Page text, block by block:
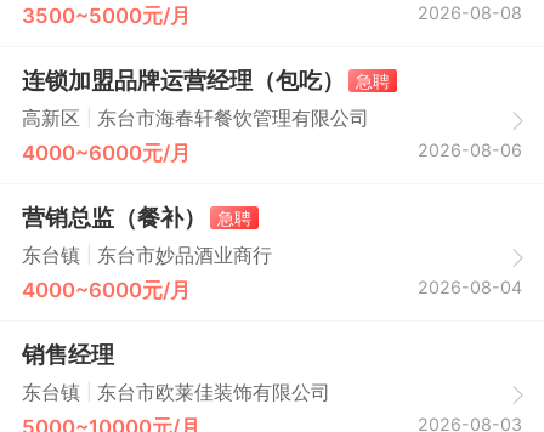
3500~5000元/月 2026-08-08
连锁加盟品牌运营经理（包吃）
急聘
高新区
东台市海春轩餐饮管理有限公司
4000~6000元/月 2026-08-06
营销总监（餐补）
急聘
东台镇
东台市妙品酒业商行
4000~6000元/月 2026-08-04
销售经理
东台镇 东台市欧莱佳装饰有限公司
2026-08-03